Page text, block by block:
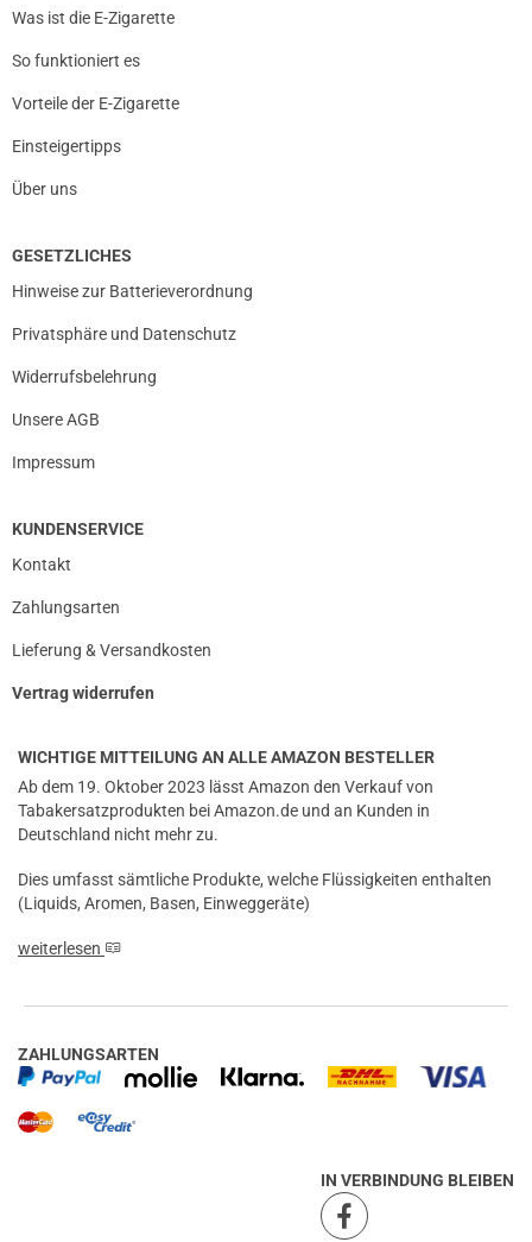
Was ist die E-Zigarette
So funktioniert es
Vorteile der E-Zigarette
Einsteigertipps
Über uns
GESETZLICHES
Hinweise zur Batterieverordnung
Privatsphäre und Datenschutz
Widerrufsbelehrung
Unsere AGB
Impressum
KUNDENSERVICE
Kontakt
Zahlungsarten
Lieferung & Versandkosten
Vertrag widerrufen
WICHTIGE MITTEILUNG AN ALLE AMAZON BESTELLER
Ab dem 19. Oktober 2023 lässt Amazon den Verkauf von
Tabakersatzprodukten bei Amazon.de und an Kunden in
Deutschland nicht mehr zu.
Dies umfasst sämtliche Produkte, welche Flüssigkeiten enthalten
(Liquids, Aromen, Basen, Einweggeräte)
weiterlesen
ZAHLUNGSARTEN
IN VERBINDUNG BLEIBEN